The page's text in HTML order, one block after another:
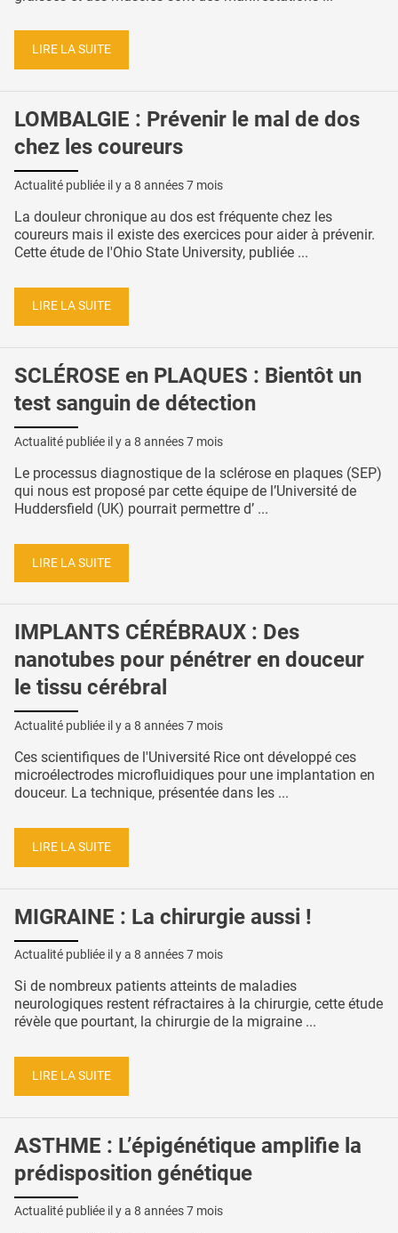
LIRE LA SUITE
LOMBALGIE : Prévenir le mal de dos
chez les coureurs
Actualité publiée il y a 8 années 7 mois
La douleur chronique au dos est fréquente chez les
coureurs mais il existe des exercices pour aider à prévenir.
Cette étude de l'Ohio State University, publiée ...
LIRE LA SUITE
SCLÉROSE en PLAQUES : Bientôt un
test sanguin de détection
Actualité publiée il y a 8 années 7 mois
Le processus diagnostique de la sclérose en plaques (SEP)
qui nous est proposé par cette équipe de l’Université de
Huddersfield (UK) pourrait permettre d’ ...
LIRE LA SUITE
IMPLANTS CÉRÉBRAUX : Des
nanotubes pour pénétrer en douceur
le tissu cérébral
Actualité publiée il y a 8 années 7 mois
Ces scientifiques de l'Université Rice ont développé ces
microélectrodes microfluidiques pour une implantation en
douceur. La technique, présentée dans les ...
LIRE LA SUITE
MIGRAINE : La chirurgie aussi !
Actualité publiée il y a 8 années 7 mois
Si de nombreux patients atteints de maladies
neurologiques restent réfractaires à la chirurgie, cette étude
révèle que pourtant, la chirurgie de la migraine ...
LIRE LA SUITE
ASTHME : L’épigénétique amplifie la
prédisposition génétique
Actualité publiée il y a 8 années 7 mois